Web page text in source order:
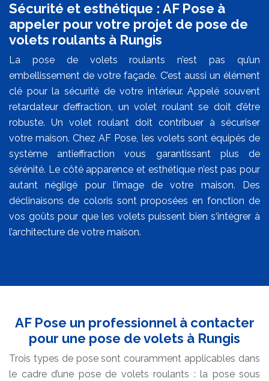
Sécurité et esthétique : AF Pose à
appeler pour votre projet de pose de
volets roulants à Rungis
La pose de volets roulants n’est pas qu’un
embellissement de votre façade. C’est aussi un élément
clé pour la sécurité de votre intérieur. Appelé souvent
retardateur d’effraction, un volet roulant se doit d’être
robuste. Un volet roulant doit contribuer à sécuriser
votre maison. Chez AF Pose, les volets sont équipés de
système antieffraction vous garantissant plus de
sérénité. Le côté apparence et esthétique n’est pas pour
autant négligé pour l’image de votre maison. Des
déclinaisons de coloris sont proposées en fonction de
vos goûts pour que les volets puissent bien s‘intégrer à
l’architecture de votre maison.
AF Pose un professionnel à contacter
pour une pose de volets à Rungis
Trois types de pose sont couramment applicables dans
le cadre d’une pose de volets roulants : la pose sous